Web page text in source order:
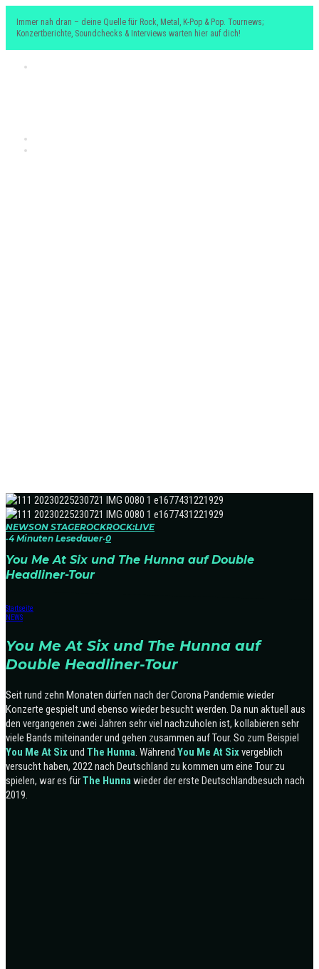
Immer nah dran – deine Quelle für Rock, Metal, K-Pop & Pop. Tournews;
Konzertberichte, Soundchecks & Interviews warten hier auf dich!
NEWSON STAGEROCKROCK:LIVE
·4 Minuten Lesedauer·0
You Me At Six und The Hunna auf Double
Headliner-Tour
Startseite
NEWS
You Me At Six und The Hunna auf
Double Headliner-Tour
Seit rund zehn Monaten dürfen nach der Corona Pandemie wieder
Konzerte gespielt und ebenso wieder besucht werden. Da nun aktuell aus
den vergangenen zwei Jahren sehr viel nachzuholen ist, kollabieren sehr
viele Bands miteinander und gehen zusammen auf Tour. So zum Beispiel
You Me At Sixund The Hunna. Während You Me At Sixvergeblich
versucht haben, 2022 nach Deutschland zu kommen um eine Tour zu
spielen, war es fürThe Hunnawieder der erste Deutschlandbesuch nach
2019.